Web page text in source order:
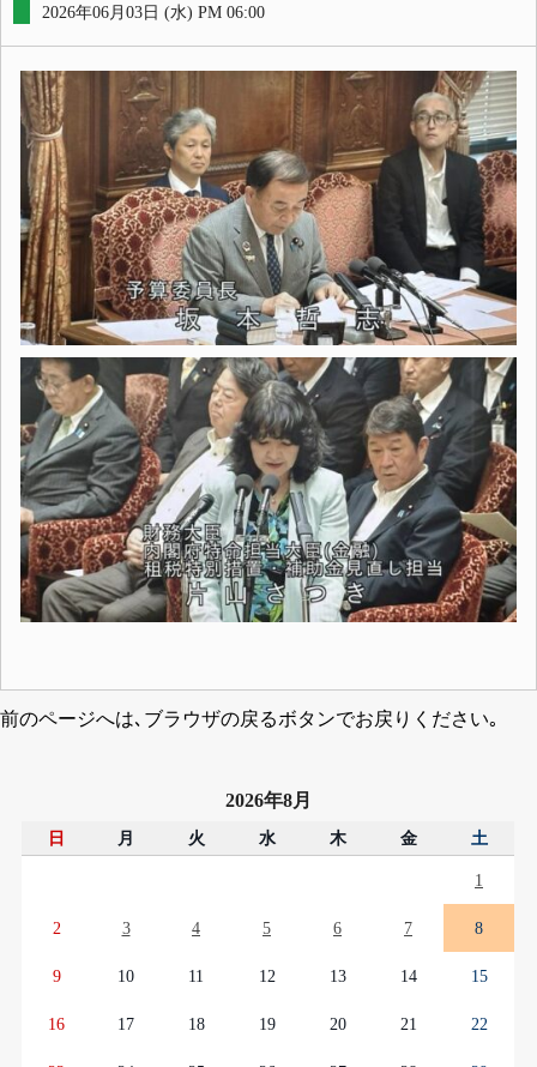
2026年06月03日 (水) PM 06:00
前のページへは､ブラウザの戻るボタンでお戻りください｡
2026年8月
日 月 火 水 木 金 土
1
2 3 4 5 6 7 8
9 10 11 12 13 14 15
16 17 18 19 20 21 22